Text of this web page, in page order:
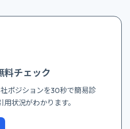
料チェック
ポジションを30秒で簡易診
状況がわかります。